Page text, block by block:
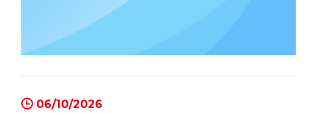
06/10/2026